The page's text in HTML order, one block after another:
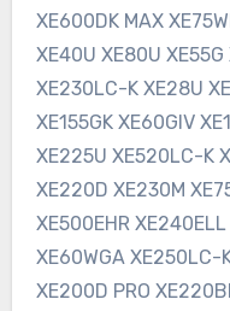
XE600DK MAX
XE40U XE80U
XE230LC-K XE28U
XE155GK XE60GIV
XE225U XE520LC-K
XE220D XE230M
XE500EHR
XE60WGA XE250LC-
XE200D PRO